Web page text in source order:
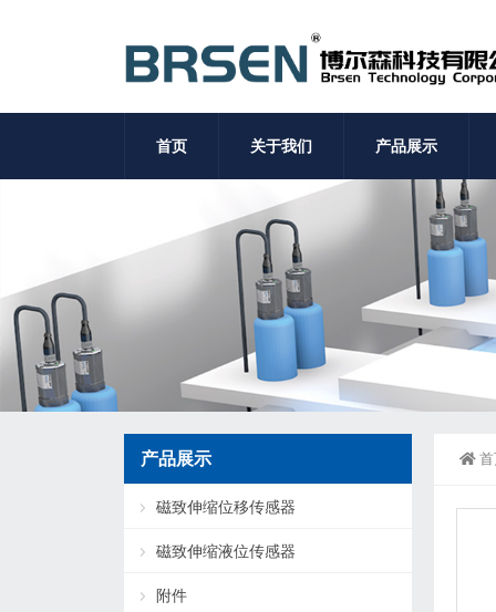
首页 关于我们 产品展示
产品展示
磁致伸缩位移传感器
磁致伸缩液位传感器
附件